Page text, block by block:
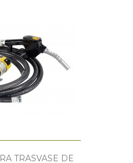
TRASVASE DE